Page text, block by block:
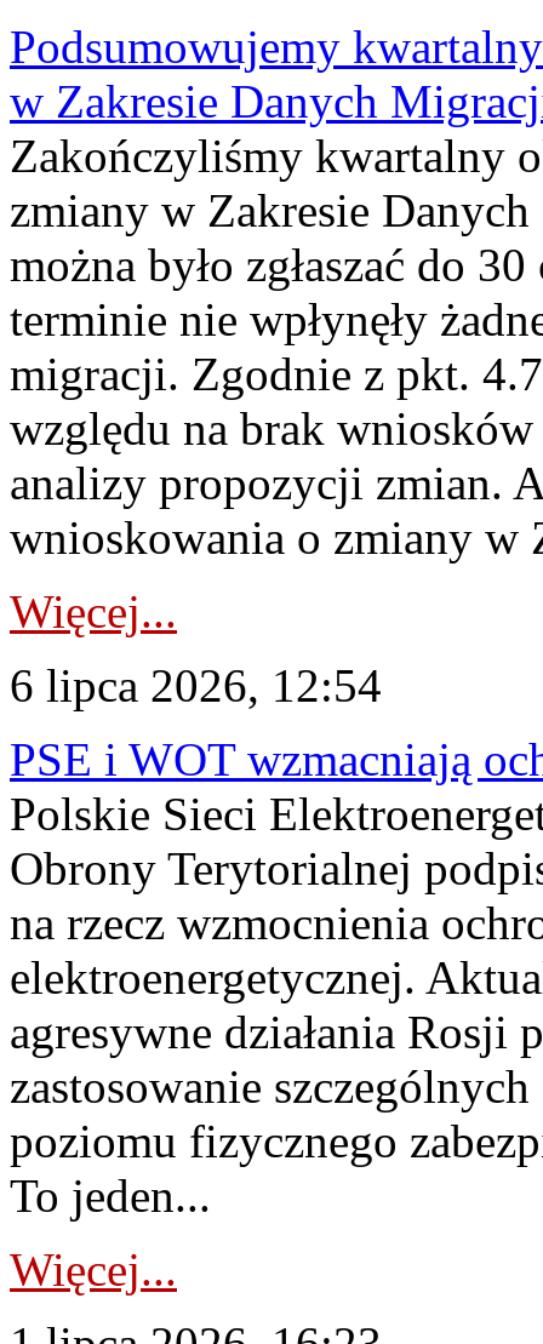
Podsumowujemy
w Zakresie Danych
Zakończyliśmy kwartalny
zmiany w Zakresie
można było zgłaszać do
terminie nie wpłynęły
migracji. Zgodnie z pkt.
względu na brak
analizy propozycji zmian.
wnioskowania o zmiany w
Więcej...
6 lipca 2026, 12:54
PSE i WOT wzmacniają
Polskie Sieci
Obrony Terytorialnej
na rzecz wzmocnienia
elektroenergetycznej.
agresywne działania Rosji
zastosowanie
poziomu fizycznego
To jeden...
Więcej...